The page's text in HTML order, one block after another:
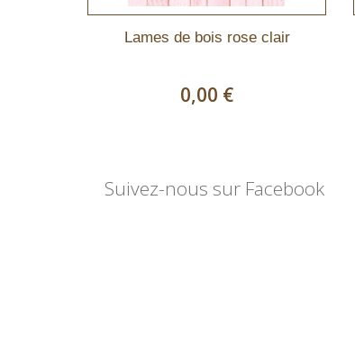
Lames de bois rose clair
0,00 €
Suivez-nous sur Facebook